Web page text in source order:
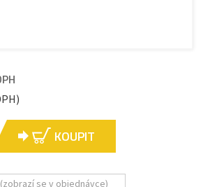
KOUPIT